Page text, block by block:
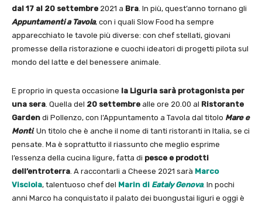
dal 17 al 20 settembre 2021 a Bra . In più, quest’anno tornano gli
Appuntamenti a Tavola, con i quali Slow Food ha sempre
apparecchiato le tavole più diverse: con chef stellati, giovani
promesse della ristorazione e cuochi ideatori di progetti pilota sul
mondo del latte e del benessere animale.
E proprio in questa occasione la Liguria sarà protagonista per
una sera . Quella del 20 settembre alle ore 20.00 al Ristorante
Garden di Pollenzo, con l’Appuntamento a Tavola dal titolo Mare e
Monti. Un titolo che è anche il nome di tanti ristoranti in Italia, se ci
pensate. Ma è soprattutto il riassunto che meglio esprime
l’essenza della cucina ligure, fatta di pesce e prodotti
dell’entroterra . A raccontarli a Cheese 2021 sarà Marco
Visciola, talentuoso chef del Marin di Eataly Genova. In pochi
anni Marco ha conquistato il palato dei buongustai liguri e oggi è